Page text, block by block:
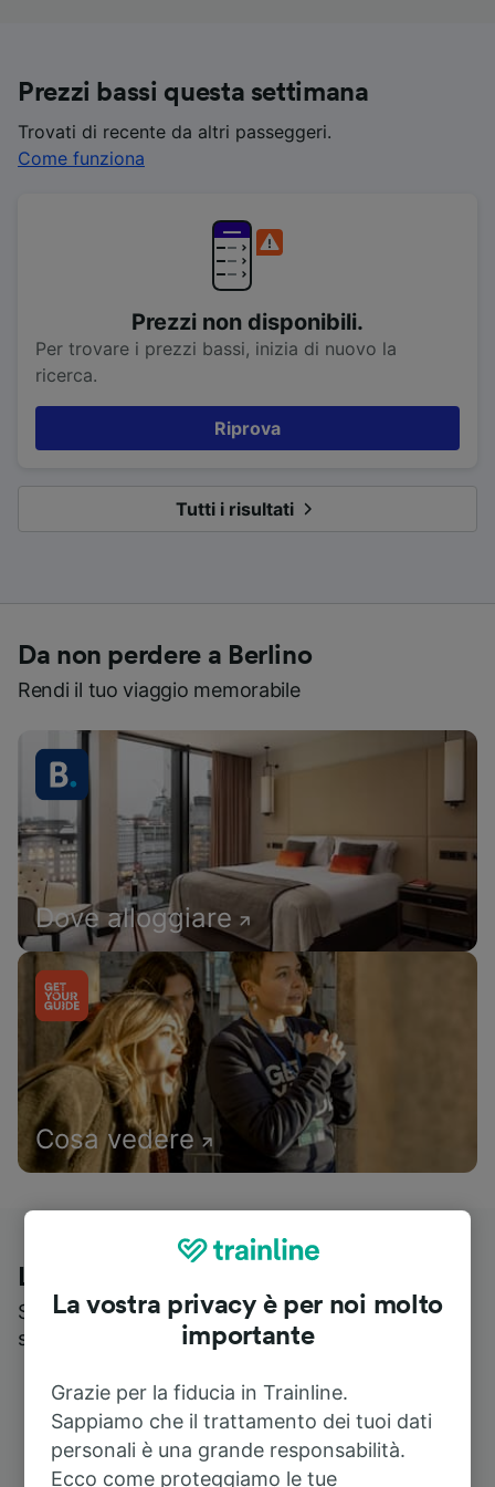
Prezzi bassi questa settimana
Trovati di recente da altri passeggeri.
Come funziona
Prezzi non disponibili.
Per trovare i prezzi bassi, inizia di nuovo la
ricerca.
Riprova
Tutti i risultati
Da non perdere a Berlino
Rendi il tuo viaggio memorabile
Dove alloggiare
Cosa vedere
Le recensioni dei nostri viaggiatori
Scopri cosa pensa realmente chi utilizza i nostri
servizi
La vostra privacy è per noi molto
importante
Grazie per la fiducia in Trainline.
Sappiamo che il trattamento dei tuoi dati
personali è una grande responsabilità.
Ecco come proteggiamo le tue